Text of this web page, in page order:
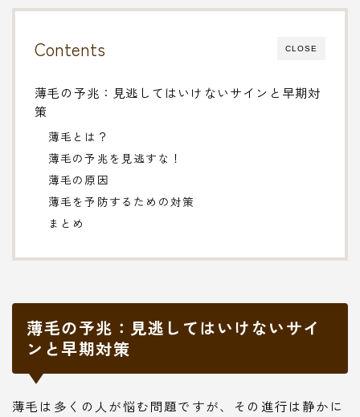
CLOSE
Contents
薄毛の予兆：見逃してはいけないサインと早期対
策
薄毛とは？
薄毛の予兆を見逃すな！
薄毛の原因
薄毛を予防するための対策
まとめ
薄毛の予兆：見逃してはいけないサイ
ンと早期対策
薄毛は多くの人が悩む問題ですが、その進行は静かに